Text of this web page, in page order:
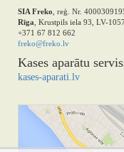
SIA Freko , reģ. Nr.
Rīga , Krustpils iela 93, LV-1057
+371 67 812 662
freko@freko.lv
Kases aparātu
kases-aparati.lv